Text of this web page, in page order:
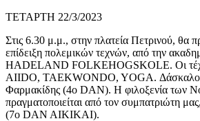
ΤΕΤΑΡΤΗ 22/3/2023
Στις 6.30 μ.μ., στην πλατεία Πετρινού, θα
επίδειξη πολεμικών τεχνών, από την
HADELAND FOLKEHOGSKOLE. Οι
AIIDO, TAEKWONDO, YOGA. Δάσκαλος
Φαρμακίδης (4o DAN). Η φιλοξενία των
πραγματοποιείται από τον συμπατριώτη
(7ο DAN AIKIKAI).